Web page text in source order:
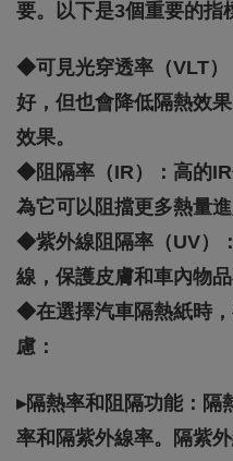
要。以下是3個重要的指
◆可見光穿透率（VLT）
好，但也會降低隔熱效
效果。
◆阻隔率（IR）：高的
為它可以阻擋更多熱量進
◆紫外線阻隔率（UV）
線，保護皮膚和車內物品
◆在選擇汽車隔熱紙時
慮：
▸隔熱率和阻隔功能：隔
率和隔紫外線率。隔紫